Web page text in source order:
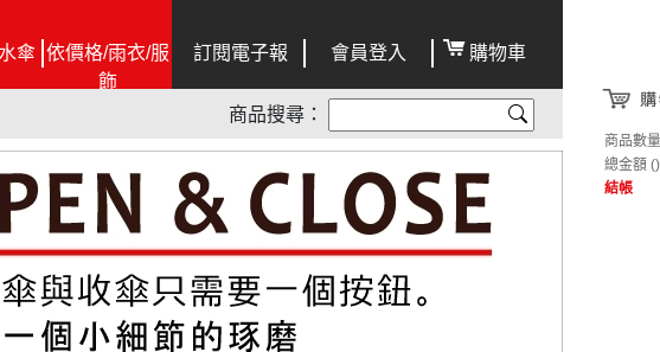
傘 依價格/雨衣/服
飾
訂閱電子報 會員登入 購物車
商品搜尋：
商品數量
總金額 ()
結帳